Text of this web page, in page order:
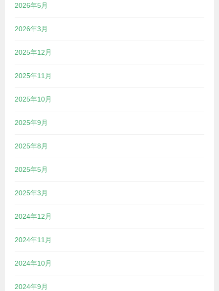
2026年5月
2026年3月
2025年12月
2025年11月
2025年10月
2025年9月
2025年8月
2025年5月
2025年3月
2024年12月
2024年11月
2024年10月
2024年9月